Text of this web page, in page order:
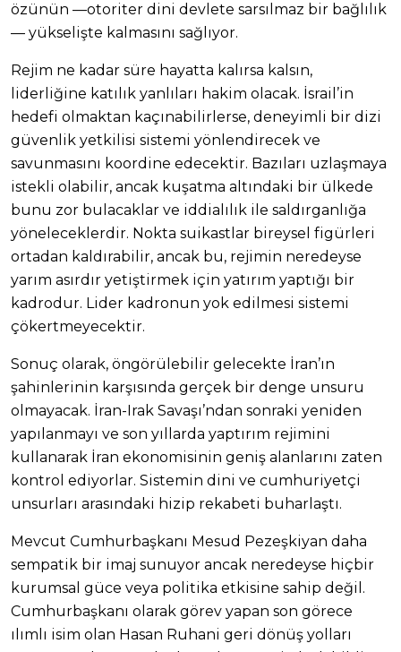
özünün —otoriter dini devlete sarsılmaz bir bağlılık
— yükselişte kalmasını sağlıyor.
Rejim ne kadar süre hayatta kalırsa kalsın,
liderliğine katılık yanlıları hakim olacak. İsrail’in
hedefi olmaktan kaçınabilirlerse, deneyimli bir dizi
güvenlik yetkilisi sistemi yönlendirecek ve
savunmasını koordine edecektir. Bazıları uzlaşmaya
istekli olabilir, ancak kuşatma altındaki bir ülkede
bunu zor bulacaklar ve iddialılık ile saldırganlığa
yöneleceklerdir. Nokta suikastlar bireysel figürleri
ortadan kaldırabilir, ancak bu, rejimin neredeyse
yarım asırdır yetiştirmek için yatırım yaptığı bir
kadrodur. Lider kadronun yok edilmesi sistemi
çökertmeyecektir.
Sonuç olarak, öngörülebilir gelecekte İran’ın
şahinlerinin karşısında gerçek bir denge unsuru
olmayacak. İran-Irak Savaşı’ndan sonraki yeniden
yapılanmayı ve son yıllarda yaptırım rejimini
kullanarak İran ekonomisinin geniş alanlarını zaten
kontrol ediyorlar. Sistemin dini ve cumhuriyetçi
unsurları arasındaki hizip rekabeti buharlaştı.
Mevcut Cumhurbaşkanı Mesud Pezeşkiyan daha
sempatik bir imaj sunuyor ancak neredeyse hiçbir
kurumsal güce veya politika etkisine sahip değil.
Cumhurbaşkanı olarak görev yapan son görece
ılımlı isim olan Hasan Ruhani geri dönüş yolları